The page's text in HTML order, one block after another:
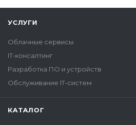
УСЛУГИ
Облачные сервисы
IT-консалтинг
Разработка ПО и устройств
Обслуживание IT-систем
КАТАЛОГ